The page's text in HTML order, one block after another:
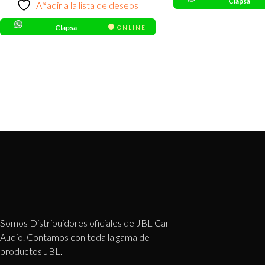
Añadir a la lista de deseos
Clapsa ONLINE
Somos Distribuidores oficiales de JBL Car
Audio. Contamos con toda la gama de
productos JBL.